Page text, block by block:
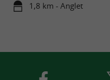
1,8 km - Anglet